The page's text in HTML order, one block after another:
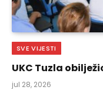
SVE VIJESTI
UKC Tuzla
jul 28, 2026